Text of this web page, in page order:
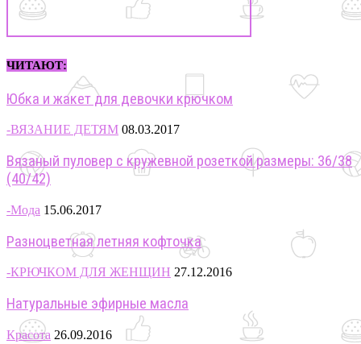
ЧИТАЮТ:
Юбка и жакет для девочки крючком
-ВЯЗАНИЕ ДЕТЯМ 08.03.2017
Вязаный пуловер с кружевной розеткой размеры: 36/38
(40/42)
-Мода 15.06.2017
Разноцветная летняя кофточка
-КРЮЧКОМ ДЛЯ ЖЕНЩИН 27.12.2016
Натуральные эфирные масла
Красота 26.09.2016